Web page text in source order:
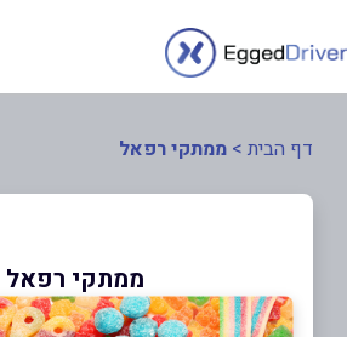
דף הבית > ממתקי רפאל
ממתקי רפאל